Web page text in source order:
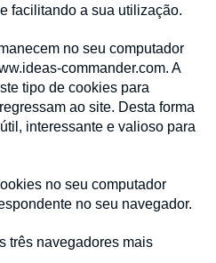
facilitando a sua utilização.
no seu computador
commander.com. A
tipo de cookies para
ao site. Desta forma
interessante e valioso para
no seu computador
no seu navegador.
três navegadores mais